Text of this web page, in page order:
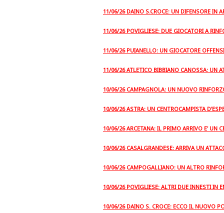
11/06/26 DAINO S.CROCE: UN DIFENSORE IN
11/06/26 POVIGLIESE: DUE GIOCATORI A
11/06/26 PUIANELLO: UN GIOCATORE
11/06/26 ATLETICO BIBBIANO CANOSSA: UN
10/06/26 CAMPAGNOLA: UN NUOVO
10/06/26 ASTRA: UN CENTROCAMPISTA
10/06/26 ARCETANA: IL PRIMO ARRIVO E' UN
10/06/26 CASALGRANDESE: ARRIVA UN
10/06/26 CAMPOGALLIANO: UN ALTRO
10/06/26 POVIGLIESE: ALTRI DUE INNESTI IN
10/06/26 DAINO S. CROCE: ECCO IL NUOVO